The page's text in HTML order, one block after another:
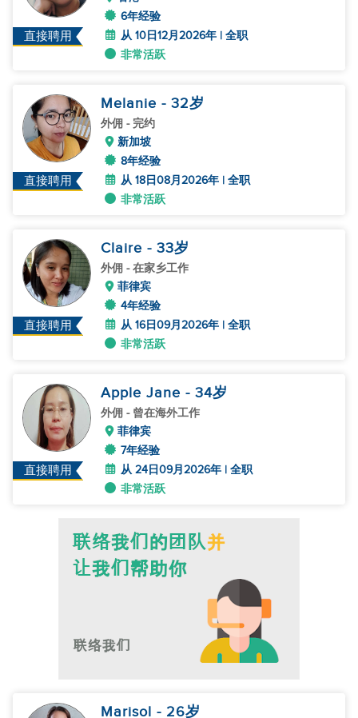
直接聘用
6年经验
从 10日12月2026年 | 全职
非常活跃
直接聘用
Melanie - 32岁
外佣 - 完约
新加坡
8年经验
从 18日08月2026年 | 全职
非常活跃
直接聘用
Claire - 33岁
外佣 - 在家乡工作
菲律宾
4年经验
从 16日09月2026年 | 全职
非常活跃
直接聘用
Apple Jane - 34岁
外佣 - 曾在海外工作
菲律宾
7年经验
从 24日09月2026年 | 全职
非常活跃
Marisol - 26岁